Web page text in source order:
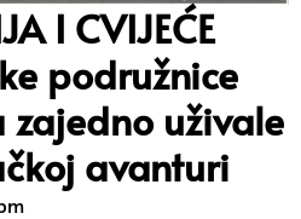
I CVIJEĆE
podružnice
zajedno uživale
avanturi